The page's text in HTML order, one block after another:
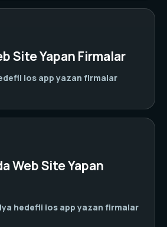
Site Yapan Firmalar
ios app yazan firmalar
Web Site Yapan
hedefli ios app yazan firmalar